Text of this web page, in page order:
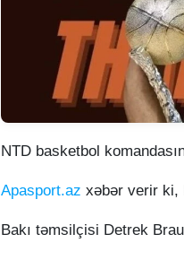
NTD basketbol
Apasport.az xəbər verir ki,
Bakı təmsilçisi Detrek